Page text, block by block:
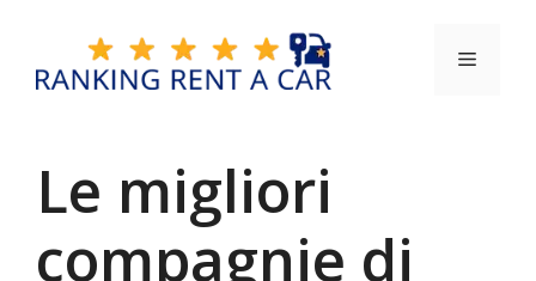
contenuto
Menu
Le migliori
compagnie di